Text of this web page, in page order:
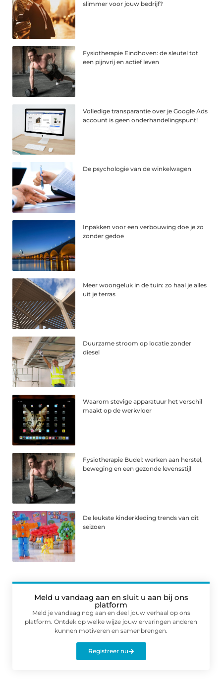
slimmer voor jouw bedrijf?
Fysiotherapie Eindhoven: de sleutel tot
een pijnvrij en actief leven
Volledige transparantie over je Google Ads
account is geen onderhandelingspunt!
De psychologie van de winkelwagen
Inpakken voor een verbouwing doe je zo
zonder gedoe
Meer woongeluk in de tuin: zo haal je alles
uit je terras
Duurzame stroom op locatie zonder
diesel
Waarom stevige apparatuur het verschil
maakt op de werkvloer
Fysiotherapie Budel: werken aan herstel,
beweging en een gezonde levensstijl
De leukste kinderkleding trends van dit
seizoen
Meld u vandaag aan en sluit u aan bij ons
platform
Meld je vandaag nog aan en deel jouw verhaal op ons
platform. Ontdek op welke wijze jouw ervaringen anderen
kunnen motiveren en samenbrengen.
Registreer nu